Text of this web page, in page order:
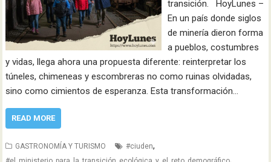
transición. HoyLunes –
En un país donde siglos
de minería dieron forma
a pueblos, costumbres
y vidas, llega ahora una propuesta diferente: reinterpretar los
túneles, chimeneas y escombreras no como ruinas olvidadas,
sino como cimientos de esperanza. Esta transformación…
READ MORE
GASTRONOMÍA Y TURISMO #ciuden,